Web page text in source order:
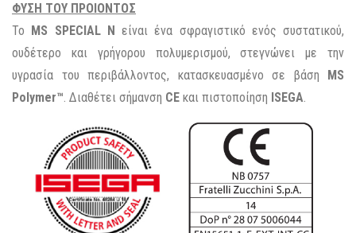
ΦΥΣΗ ΤΟΥ ΠΡΟΙΟΝΤΟΣ
Το MS SPECIAL N είναι ένα σφραγιστικό ενός συστατικού,
ουδέτερο και γρήγορου πολυμερισμού, στεγνώνει με την
υγρασία του περιβάλλοντος, κατασκευασμένο σε βάση MS
Polymer™. Διαθέτει σήμανση CE και πιστοποίηση ISEGA.